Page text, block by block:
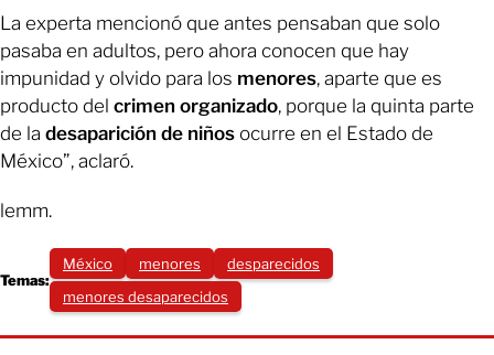
La experta mencionó que antes pensaban que solo
pasaba en adultos, pero ahora conocen que hay
impunidad y olvido para los menores, aparte que es
producto del crimen organizado, porque la quinta parte
de la desaparición de niños ocurre en el Estado de
México”, aclaró.
lemm.
Temas:
México menores
desparecidos
menores desaparecidos